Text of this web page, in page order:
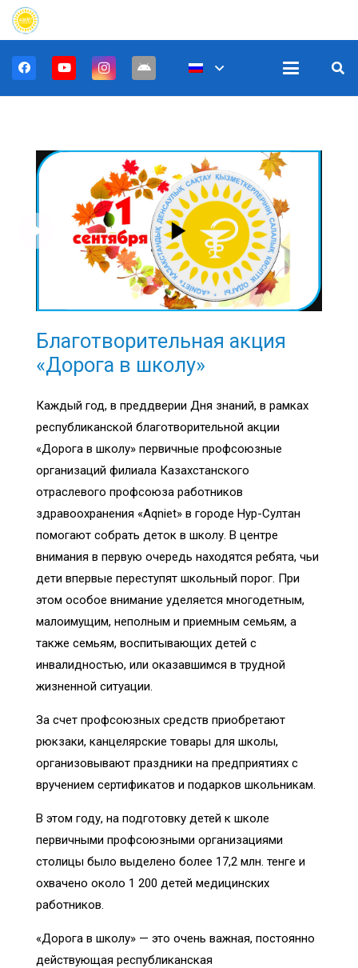
Благотворительная акция
«Дорога в школу»
Каждый год, в преддверии Дня знаний, в рамках
республиканской благотворительной акции
«Дорога в школу» первичные профсоюзные
организаций филиала Казахстанского
отраслевого профсоюза работников
здравоохранения «Aqniet» в городе Нур-Султан
помогают собрать деток в школу. В центре
внимания в первую очередь находятся ребята, чьи
дети впервые переступят школьный порог. При
этом особое внимание уделяется многодетным,
малоимущим, неполным и приемным семьям, а
также семьям, воспитывающих детей с
инвалидностью, или оказавшимся в трудной
жизненной ситуации.
За счет профсоюзных средств приобретают
рюкзаки, канцелярские товары для школы,
организовывают праздники на предприятиях с
вручением сертификатов и подарков школьникам.
В этом году, на подготовку детей к школе
первичными профсоюзными организациями
столицы было выделено более 17,2 млн. тенге и
охвачено около 1 200 детей медицинских
работников.
«Дорога в школу» — это очень важная, постоянно
действующая республиканская